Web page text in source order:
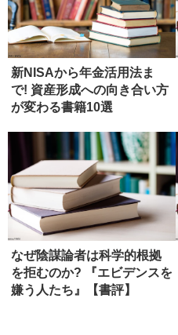
新NISAから年金活用法ま
で! 資産形成への向き合い方
が変わる書籍10選
なぜ陰謀論者は科学的根拠
を拒むのか? 『エビデンスを
嫌う人たち』【書評】